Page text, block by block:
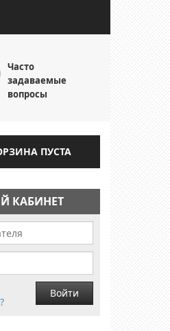
Часто
задаваемые
вопросы
ПУСТА
КАБИНЕТ
Войти